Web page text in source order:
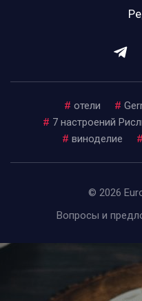
# отели #
# 7 настроений
# виноделие #
© 2026
Вопросы и